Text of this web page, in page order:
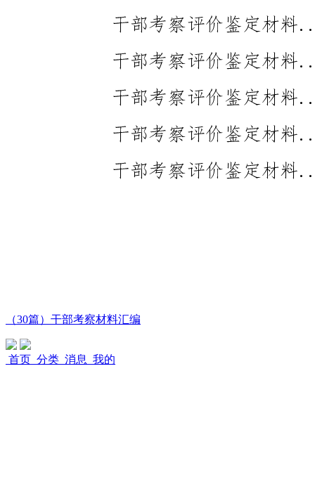
（30篇）干部考察材料汇编
首页 分类 消息 我的